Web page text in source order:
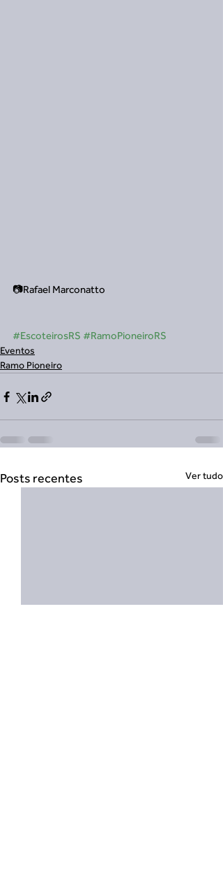
📷Rafael Marconatto
#EscoteirosRS #RamoPioneiroRS
Eventos
Ramo Pioneiro
Posts recentes Ver tudo